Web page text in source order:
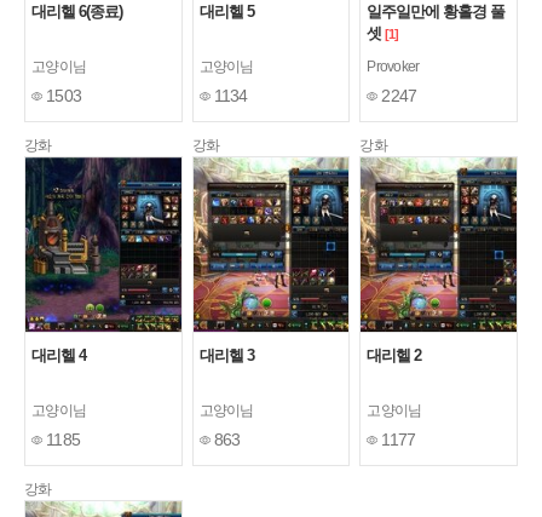
대리헬 6(종료)
고양이님
1503
대리헬 5
고양이님
1134
일주일만에 황홀경 풀
셋 [1]
Provoker
2247
강화
대리헬 4
고양이님
1185
강화
대리헬 3
고양이님
863
강화
대리헬 2
고양이님
1177
강화